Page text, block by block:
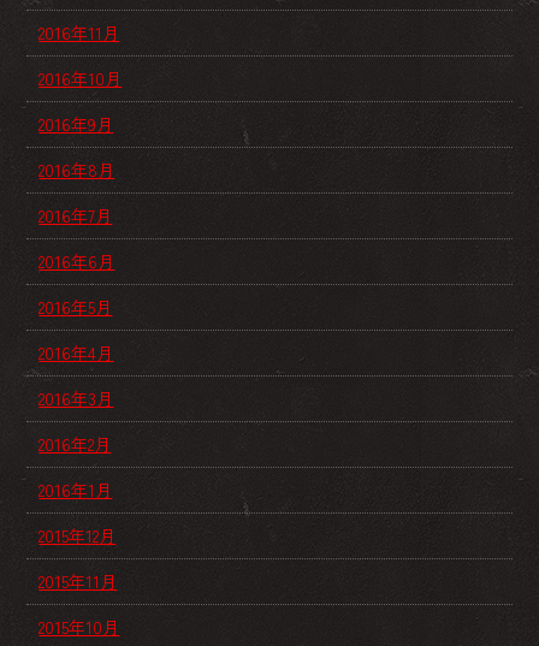
2016年11月
2016年10月
2016年9月
2016年8月
2016年7月
2016年6月
2016年5月
2016年4月
2016年3月
2016年2月
2016年1月
2015年12月
2015年11月
2015年10月